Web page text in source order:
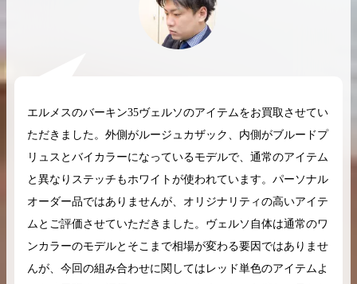
エルメスのバーキン35ヴェルソのアイテムをお買取させてい
ただきました。外側がルージュカザック、内側がブルードプ
リュスとバイカラーになっているモデルで、通常のアイテム
と異なりステッチもホワイトが使われています。パーソナル
オーダー品ではありませんが、オリジナリティの高いアイテ
ムとご評価させていただきました。ヴェルソ自体は通常のワ
ンカラーのモデルとそこまで相場が変わる要因ではありませ
んが、今回の組み合わせに関してはレッド単色のアイテムよ